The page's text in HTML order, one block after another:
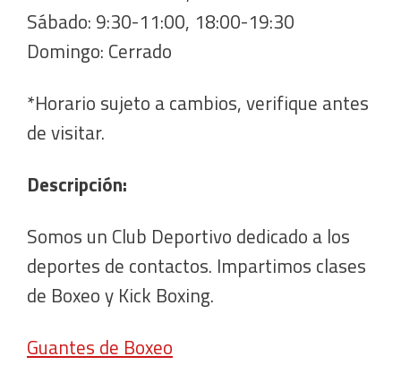
Sábado: 9:30-11:00, 18:00-19:30
Domingo: Cerrado
*Horario sujeto a cambios, verifique antes
de visitar.
Descripción:
Somos un Club Deportivo dedicado a los
deportes de contactos. Impartimos clases
de Boxeo y Kick Boxing.
Guantes de Boxeo